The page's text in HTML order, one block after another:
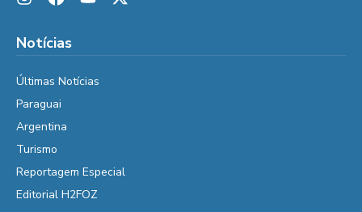
Notícias
Últimas Notícias
Paraguai
Argentina
Turismo
Reportagem Especial
Editorial H2FOZ